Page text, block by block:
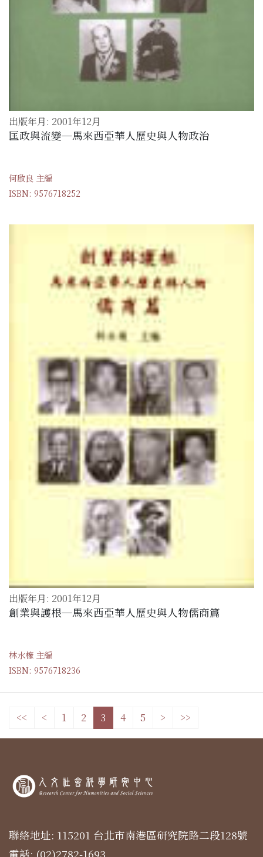
出版年月: 2001年12月
匡政與流變─馬來西亞華人歷史與人物政治
何啟良 主編
ISBN: 9576718252
出版年月: 2001年12月
創業與護根─馬來西亞華人歷史與人物儒商篇
林水檺 主編
ISBN: 9576718236
<< < 1 2 3 4 5 > >>
聯絡地址: 115201 台北市南港區研究院路二段128號
電話: (02)2782-1693